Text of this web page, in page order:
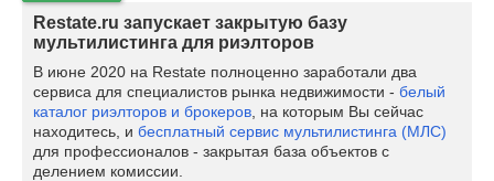
Restate.ru запускает закрытую базу
мультилистинга для риэлторов
В июне 2020 на Restate полноценно заработали два
сервиса для специалистов рынка недвижимости - белый
каталог риэлторов и брокеров , на которым Вы сейчас
находитесь, и бесплатный сервис мультилистинга (МЛС)
для профессионалов - закрытая база объектов с
делением комиссии.